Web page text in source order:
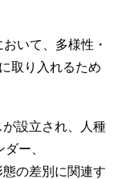
いて、多様性・
取り入れるため
設立され、人種
ー、
の差別に関連す